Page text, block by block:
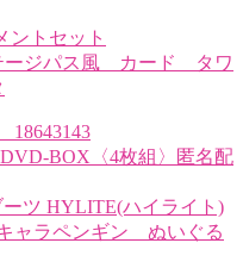
ントセット
ージパス風 カード タワ
BOX〈4枚組〉匿名配
ツ HYLITE(ハイライト)
ャラペンギン ぬいぐる